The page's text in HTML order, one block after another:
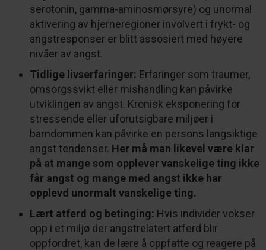
serotonin, gamma-aminosmørsyre) og unormal
aktivering av hjerneregioner involvert i frykt- og
angstresponser er blitt assosiert med høyere
nivåer av angst.
Tidlige livserfaringer: Erfaringer som traumer,
omsorgssvikt eller mishandling kan påvirke
utviklingen av angst. Kronisk eksponering for
stressende eller uforutsigbare miljøer i
barndommen kan påvirke en persons langsiktige
angst tendenser. Her må man likevel være klar
på at mange som opplever vanskelige ting ikke
får angst og mange med angst ikke har
opplevd unormalt vanskelige ting.
Lært atferd og betinging: Hvis individer vokser
opp i et miljø der angstrelatert atferd blir
oppfordret, kan de lære å oppfatte og reagere på